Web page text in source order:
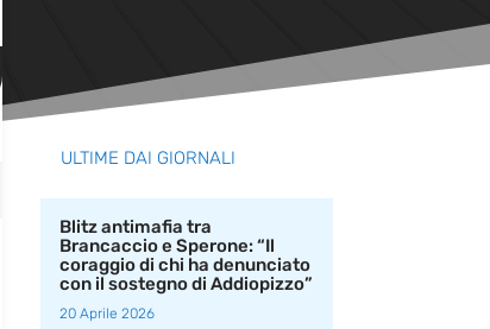
ULTIME DAI GIORNALI
Blitz antimafia tra
Brancaccio e Sperone: “Il
coraggio di chi ha denunciato
con il sostegno di Addiopizzo”
20 Aprile 2026